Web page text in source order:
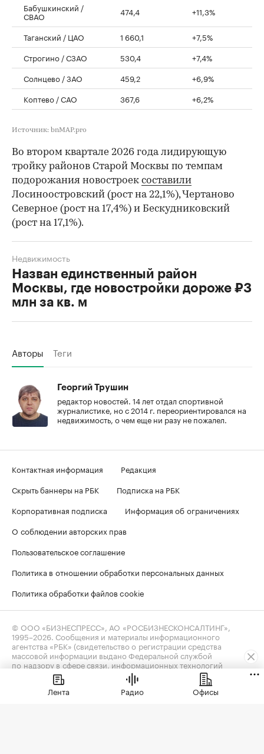
Бабушкинский /
СВАО 474,4 +11,3%
Таганский / ЦАО 1 660,1
+7,5%
Строгино / СЗАО
530,4
+7,4%
Солнцево / ЗАО
459,2
+6,9%
Коптево / САО
367,6 +6,2%
Источник: bnMAP.pro
Во втором квартале 2026 года лидирующую
тройку районов Старой Москвы по темпам
подорожания новостроек составили
Лосиноостровский (рост на 22,1%), Чертаново
Северное (рост на 17,4%) и Бескудниковский
(рост на 17,1%).
Назван единственный район
Москвы, где новостройки дороже ₽3
млн за кв. м
Недвижимость
Авторы Теги
Георгий Трушин
редактор новостей. 14 лет отдал спортивной
журналистике, но с 2014 г. переориентировался на
недвижимость, о чем еще ни разу не пожалел.
Контактная информация
Редакция
Скрыть баннеры на РБК
Подписка на РБК
Корпоративная подписка
Информация об ограничениях
О соблюдении авторских прав
Пользовательское соглашение
Политика в отношении обработки персональных данных
Политика обработки файлов cookie
© ООО «БИЗНЕСПРЕСС», АО «РОСБИЗНЕСКОНСАЛТИНГ»,
1995–2026 . Сообщения и материалы информационного
агентства «РБК» (свидетельство о регистрации средства
массовой информации выдано Федеральной службой
по надзору в сфере связи, информационных технологий
и массовых коммуникаций (Роскомнадзор) 09.12.2015
за номером ИА №ФС77-63848) и сетевого издания «РБК»
(свидетельство о регистрации средства массовой информации
Лента Радио Офисы